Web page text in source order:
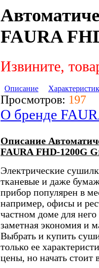
FAURA
Извините,
Описание
Просмотров: 197
О бренде
Описание
FAURA FHD-1200G
Электрические
тканевые и даже
прибор популярен в
например, офисы и
частном доме для
заметная экономия и
Выбрать и купить
только ее
цены, но начать стоит